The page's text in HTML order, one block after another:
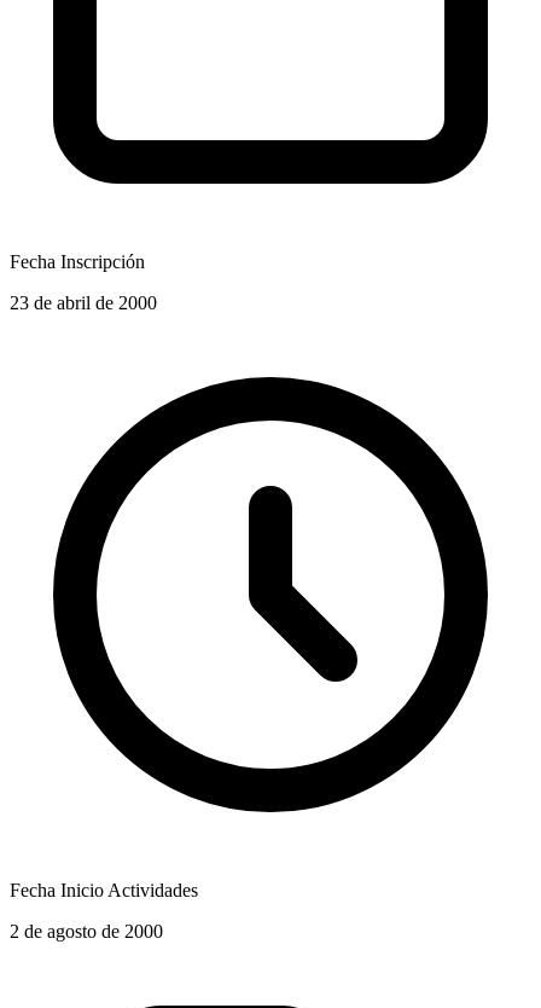
Fecha Inscripción
23 de abril de 2000
Fecha Inicio Actividades
2 de agosto de 2000